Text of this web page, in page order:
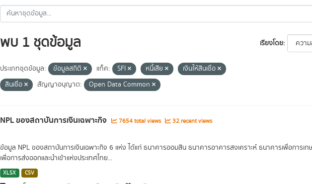
เรียงโดย
พบ 1 ชุดข้อมูล
ประเภทชุดข้อมูล: ข้อมูลสถิติ แท็ค: SFI หนี้เสีย
เงินให้สินเชื่อ
สินเชื่อ
สัญญาอนุญาต: Open Data Common
NPL ของสถาบันการเงินเฉพาะกิจ 7654 total views 32 recent views
ข้อมูล NPL ของสถาบันการเงินเฉพาะกิจ 6 แห่ง ได้แก่ ธนาคารออมสิน ธนาคารอาคารสงเคราะห์ ธนาคารเพื่อการเ
เพื่อการส่งออกและนำเข้าแห่งประเทศไทย...
XLSX CSV